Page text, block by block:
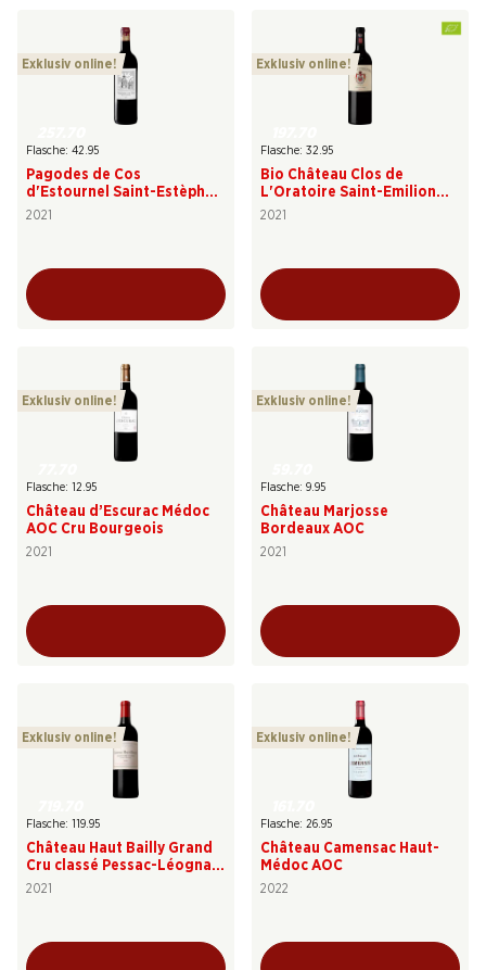
Exklusiv online!
Flasche: 42.95
Pagodes de Cos
d'Estournel Saint-Estèphe
AOC
2021
Exklusiv online!
Flasche: 32.95
Bio Château Clos de
L'Oratoire Saint-Emilion
Grand Cru classé AOC
2021
Exklusiv online!
Flasche: 12.95
Château d’Escurac Médoc
AOC Cru Bourgeois
2021
Exklusiv online!
Flasche: 9.95
Château Marjosse
Bordeaux AOC
2021
Exklusiv online!
Flasche: 119.95
Château Haut Bailly Grand
Cru classé Pessac-Léognan
AOC
2021
Exklusiv online!
Flasche: 26.95
Château Camensac Haut-
Médoc AOC
2022